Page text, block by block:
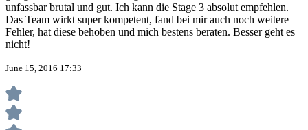
unfassbar brutal und gut. Ich kann die Stage 3 absolut empfehlen.
Das Team wirkt super kompetent, fand bei mir auch noch weitere
Fehler, hat diese behoben und mich bestens beraten. Besser geht es
nicht!
June 15, 2016 17:33